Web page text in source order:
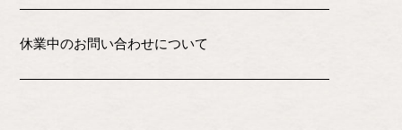
―――――――――――――――――――――――
休業中のお問い合わせについて
―――――――――――――――――――――――